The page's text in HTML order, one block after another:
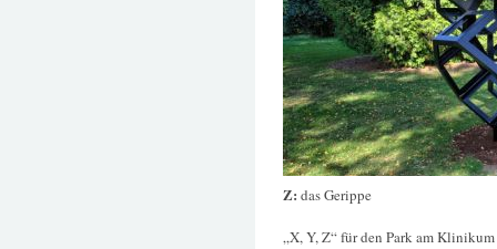
Z: das Gerippe
„X, Y, Z“ für den Park am